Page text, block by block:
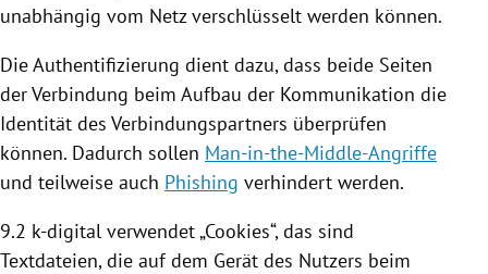
unabhängig vom Netz verschlüsselt werden können.
Die Authentifizierung dient dazu, dass beide Seiten
der Verbindung beim Aufbau der Kommunikation die
Identität des Verbindungspartners überprüfen
können. Dadurch sollen Man-in-the-Middle-Angriffe
und teilweise auch Phishing verhindert werden.
9.2 k-digital verwendet „Cookies“, das sind
Textdateien, die auf dem Gerät des Nutzers beim